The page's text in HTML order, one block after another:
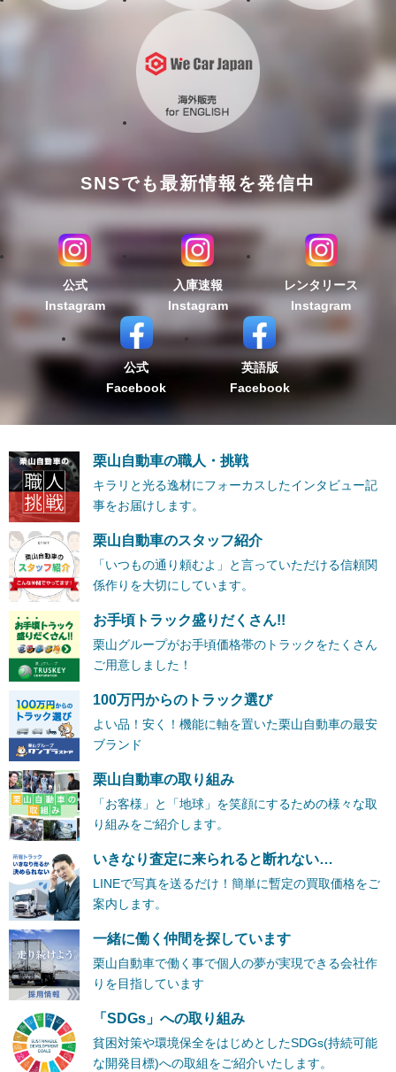
SNSでも最新情報を発信中
公式
Instagram
入庫速報
Instagram
レンタリース
Instagram
公式
Facebook
英語版
Facebook
栗山自動車の職人・挑戦
キラリと光る逸材にフォーカスしたインタビュー記
事をお届けします。
栗山自動車のスタッフ紹介
「いつもの通り頼むよ」と言っていただける信頼関
係作りを大切にしています。
お手頃トラック盛りだくさん!!
栗山グループがお手頃価格帯のトラックをたくさん
ご用意しました！
100万円からのトラック選び
よい品！安く！機能に軸を置いた栗山自動車の最安
ブランド
栗山自動車の取り組み
「お客様」と「地球」を笑顔にするための様々な取
り組みをご紹介します。
いきなり査定に来られると断れない…
LINEで写真を送るだけ！簡単に暫定の買取価格をご
案内します。
一緒に働く仲間を探しています
栗山自動車で働く事で個人の夢が実現できる会社作
りを目指しています
「SDGs」への取り組み
貧困対策や環境保全をはじめとしたSDGs(持続可能
な開発目標)への取組をご紹介いたします。